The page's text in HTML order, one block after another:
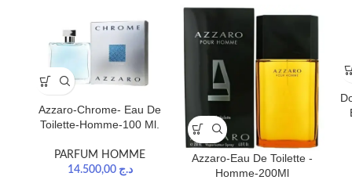
Azzaro-Chrome- Eau De
Toilette-Homme-100 Ml.
PARFUM HOMME
د.ج 14.500,00
Azzaro-Eau De Toilette -
Homme-200Ml